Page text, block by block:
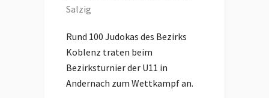
Salzig
Rund 100 Judokas des Bezirks
Koblenz traten beim
Bezirksturnier der U11 in
Andernach zum Wettkampf an.